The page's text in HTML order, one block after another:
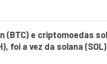
(BTC) e criptomoedas
foi a vez da solana (SOL)